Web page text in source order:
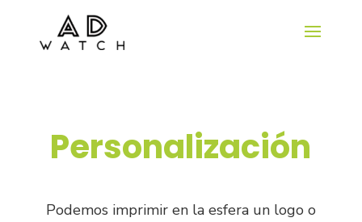
Personalización
Podemos imprimir en la esfera un logo o